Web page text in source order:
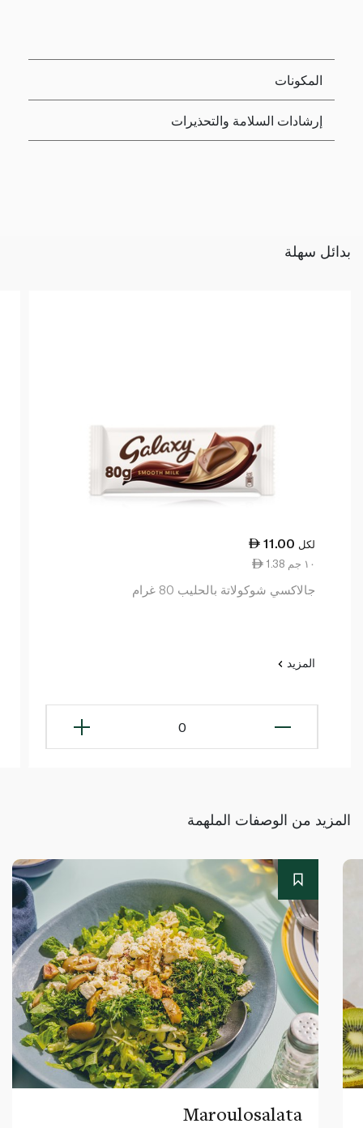
المكونات
إرشادات السلامة والتحذيرات
بدائل سهلة
11.00 لكل
1.38 ١٠ جم
جالاكسي شوكولاتة بالحليب 80 غرام
المزيد
0
المزيد من الوصفات الملهمة
Maroulosalata